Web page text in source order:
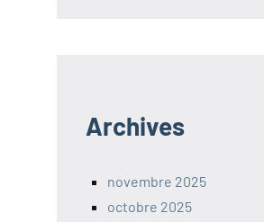
Archives
novembre 2025
octobre 2025